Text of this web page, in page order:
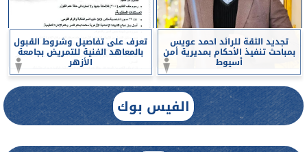
تجديد الثقة للرائد احمد عويس
بمباحث تنفيذ الأحكام بمديرية أمن
أسيوط
تعرف على تفاصيل وشروط القبول
بالمعاهد الفنية للتمريض بجامعة
الأزهر
الفيس بوك